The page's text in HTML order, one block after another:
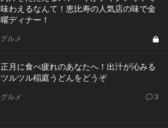
味わえるなんて！恵比寿の人気店の味で金
曜ディナー！
グルメ
正月に食べ疲れのあなたへ！出汁が沁みる
ツルツル稲庭うどんをどうぞ
グルメ 3